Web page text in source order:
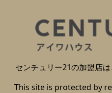
センチュリー21の加盟店は
This site is protected by